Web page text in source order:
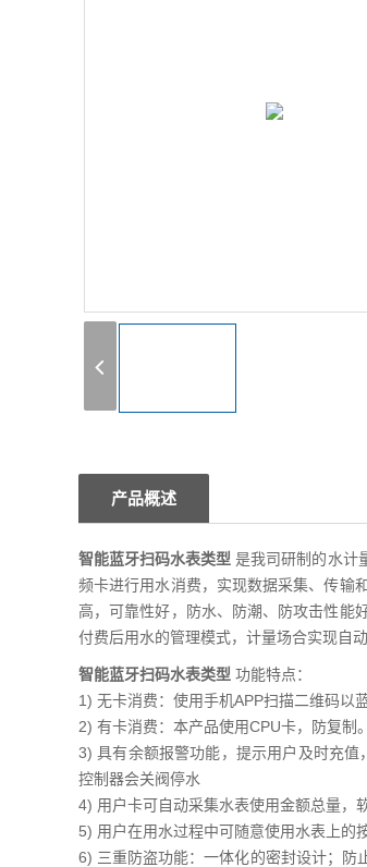
产品概述
智能蓝牙扫码水表类型 是我司研制的水计
频卡进行用水消费，实现数据采集、传输
高，可靠性好，防水、防潮、防攻击性能
付费后用水的管理模式，计量场合实现自动
智能蓝牙扫码水表类型 功能特点：
1) 无卡消费：使用手机APP扫描二维码以
2) 有卡消费：本产品使用CPU卡，防复制
3) 具有余额报警功能，提示用户及时充
控制器会关阀停水
4) 用户卡可自动采集水表使用金额总量，
5) 用户在用水过程中可随意使用水表上的
6) 三重防盗功能：一体化的密封设计；防